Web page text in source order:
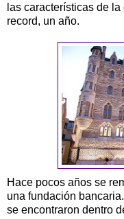
las características de
record, un año.
Hace pocos años se
una fundación
se encontraron dentro